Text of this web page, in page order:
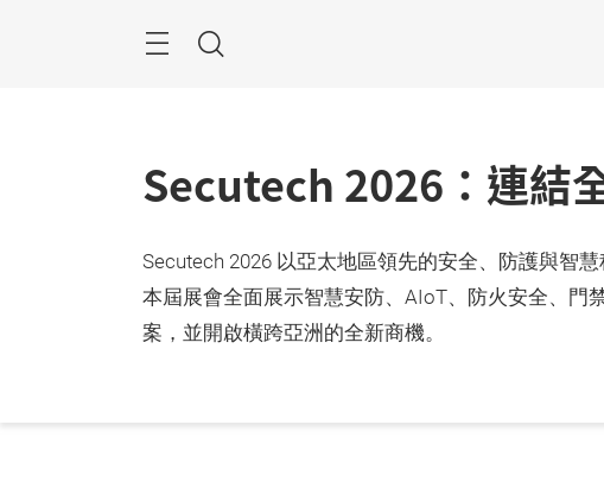
目
搜
Secutech 2026：連結
Secutech 2026 以亞太地區領先的安全、防護與智
本屆展會全面展示智慧安防、AIoT、防火安全、門
案，並開啟橫跨亞洲的全新商機。